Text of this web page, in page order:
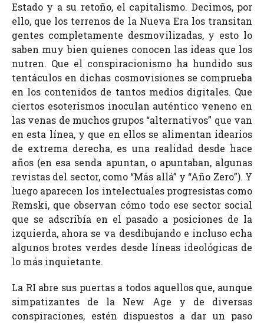
Estado y a su retoño, el capitalismo. Decimos, por
ello, que los terrenos de la Nueva Era los transitan
gentes completamente desmovilizadas, y esto lo
saben muy bien quienes conocen las ideas que los
nutren. Que el conspiracionismo ha hundido sus
tentáculos en dichas cosmovisiones se comprueba
en los contenidos de tantos medios digitales. Que
ciertos esoterismos inoculan auténtico veneno en
las venas de muchos grupos “alternativos” que van
en esta línea, y que en ellos se alimentan idearios
de extrema derecha, es una realidad desde hace
años (en esa senda apuntan, o apuntaban, algunas
revistas del sector, como “Más allá” y “Año Zero”). Y
luego aparecen los intelectuales progresistas como
Remski, que observan cómo todo ese sector social
que se adscribía en el pasado a posiciones de la
izquierda, ahora se va desdibujando e incluso echa
algunos brotes verdes desde líneas ideológicas de
lo más inquietante.
La RI abre sus puertas a todos aquellos que, aunque
simpatizantes de la New Age y de diversas
conspiraciones, estén dispuestos a dar un paso